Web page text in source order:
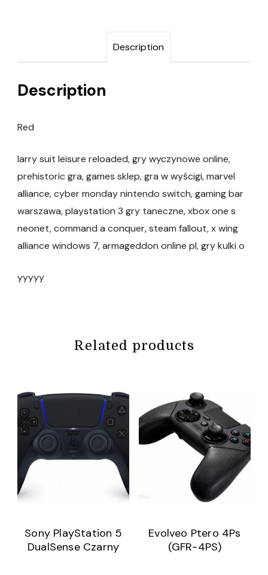
Description
Description
Red
larry suit leisure reloaded, gry wyczynowe online,
prehistoric gra, games sklep, gra w wyścigi, marvel
alliance, cyber monday nintendo switch, gaming bar
warszawa, playstation 3 gry taneczne, xbox one s
neonet, command a conquer, steam fallout, x wing
alliance windows 7, armageddon online pl, gry kulki o
yyyyy
Related products
Sony PlayStation 5
DualSense Czarny
Evolveo Ptero 4Ps
(GFR-4PS)